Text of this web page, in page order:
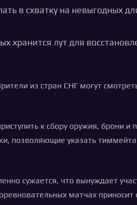
в схватку на невыгодных
хранится лут для
из стран СНГ могут
к сбору оружия, брони и
позволяющие указать
сужается, что вынуждает
матчах приносит